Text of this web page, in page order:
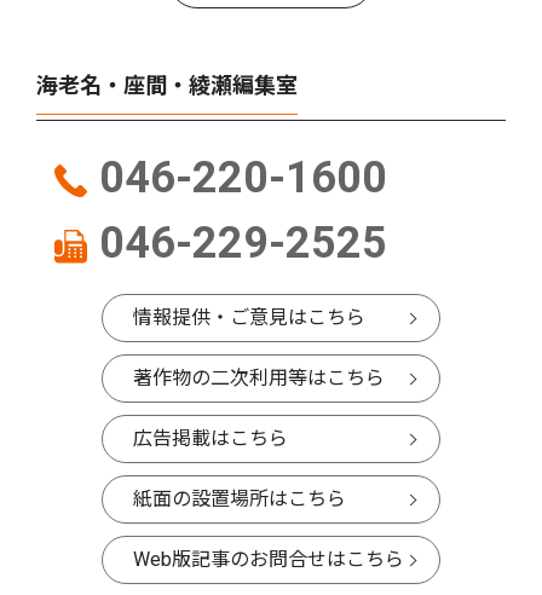
海老名・座間・綾瀬編集室
046-220-1600
046-229-2525
情報提供・ご意見はこちら
著作物の二次利用等はこちら
広告掲載はこちら
紙面の設置場所はこちら
Web版記事のお問合せはこちら